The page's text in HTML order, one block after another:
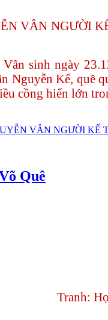
VÂN NGƯỜI
sinh ngày
Nguyễn Kế, quê
cồng hiến lớn
VÂN NGƯỜI
Quê
Tranh: